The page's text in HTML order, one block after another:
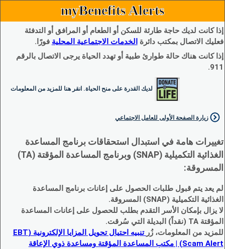
myBenefits Alerts
إذا كانت لديك حاجة طارئة للسكن أو الطعام أو المرافق أو التدفئة
فعليك الاتصال بمكتب دائرة الخدمات الاجتماعية المحلية فورًا.
إذا كانت هناك حالة طوارئ طبية أو تهدد الحياة يرجى الاتصال بالرقم
911.
لديك القدرة على منح الحياة. انقر هنا للمزيد من المعلومات
زيارة الصفحة الأولى للعامل الاجتماعي
تغييرات هامة في استبدال استحقاقات برنامج المساعدة
الغذائية التكميلية (SNAP) وبرنامج المساعدة المؤقتة (TA)
المسروقة:
لم يعد يتم قبول طلبات الحصول على إعانات برنامج المساعدة
الغذائية التكميلية (SNAP) المسروقة.
لا يزال بإمكان الأسر التقدم بطلب للحصول على إعانات المساعدة
المؤقتة TA (نقداً) البديلة التي سُرقت.
للمزيد من المعلومات، زُر
تنبيه احتيال تحويل المزايا الإلكترونية (EBT
Scam Alert) | مكتب المساعدة المؤقتة ومساعدة ذوي الإعاقة